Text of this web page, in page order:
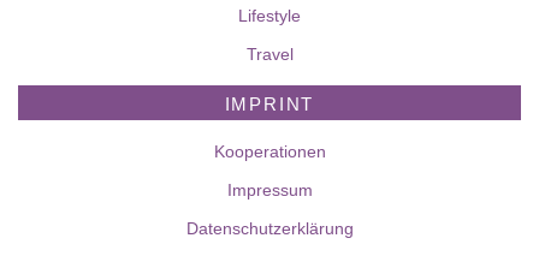
Lifestyle
Travel
IMPRINT
Kooperationen
Impressum
Datenschutzerklärung